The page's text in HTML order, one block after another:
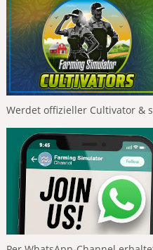
Werdet offizieller Cultivator &